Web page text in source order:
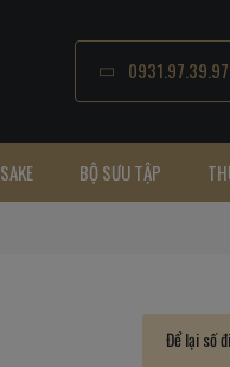
0931.97.39.97
SAKE BỘ SƯU TẬP
Để lại số